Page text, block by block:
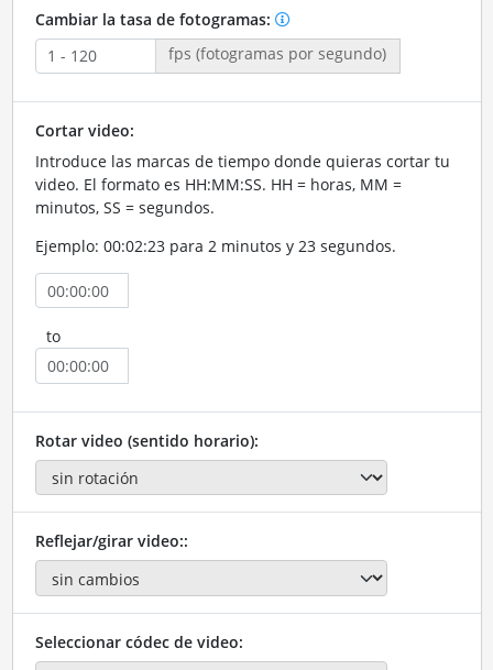
Cambiar la tasa de fotogramas:
fps (fotogramas por segundo)
Cortar video:
Introduce las marcas de tiempo donde quieras cortar tu
video. El formato es HH:MM:SS. HH = horas, MM =
minutos, SS = segundos.
Ejemplo: 00:02:23 para 2 minutos y 23 segundos.
to
Rotar video (sentido horario):
Reflejar/girar video::
Seleccionar códec de video: